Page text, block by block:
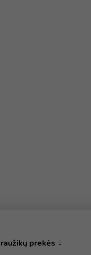
prekės